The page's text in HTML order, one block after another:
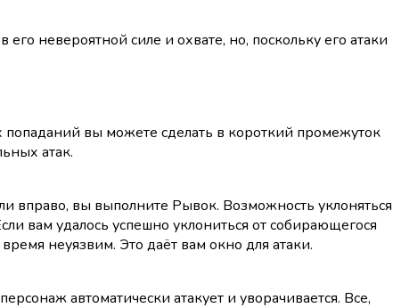
невероятной силе и охвате, но, поскольку его атаки
попаданий вы можете сделать в короткий промежуток
атак.
вправо, вы выполните Рывок. Возможность уклоняться
вам удалось успешно уклониться от собирающегося
неуязвим. Это даёт вам окно для атаки.
автоматически атакует и уворачивается. Все,